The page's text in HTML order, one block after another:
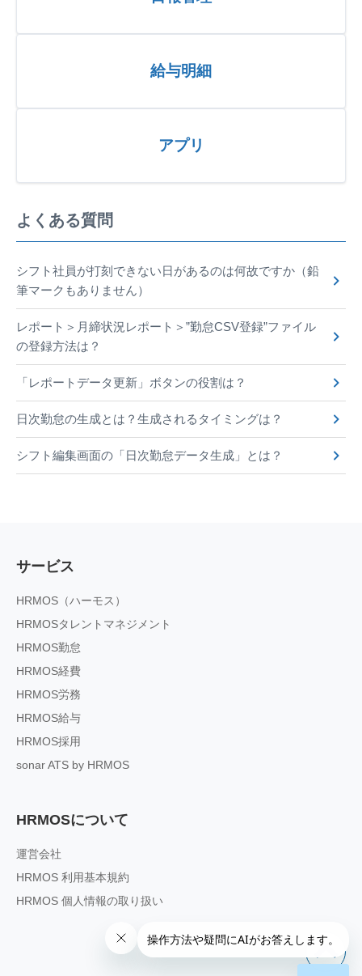
給与明細
アプリ
よくある質問
シフト社員が打刻できない日があるのは何故ですか（鉛
筆マークもありません）
レポート＞月締状況レポート＞”勤怠CSV登録”ファイル
の登録方法は？
「レポートデータ更新」ボタンの役割は？
日次勤怠の生成とは？生成されるタイミングは？
シフト編集画面の「日次勤怠データ生成」とは？
サービス
HRMOS（ハーモス）
HRMOSタレントマネジメント
HRMOS勤怠
HRMOS経費
HRMOS労務
HRMOS給与
HRMOS採用
sonar ATS by HRMOS
HRMOSについて
運営会社
HRMOS 利用基本規約
HRMOS 個人情報の取り扱い